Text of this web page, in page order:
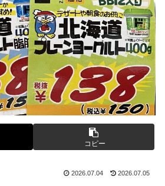
コピー
2026.07.04 2026.07.05